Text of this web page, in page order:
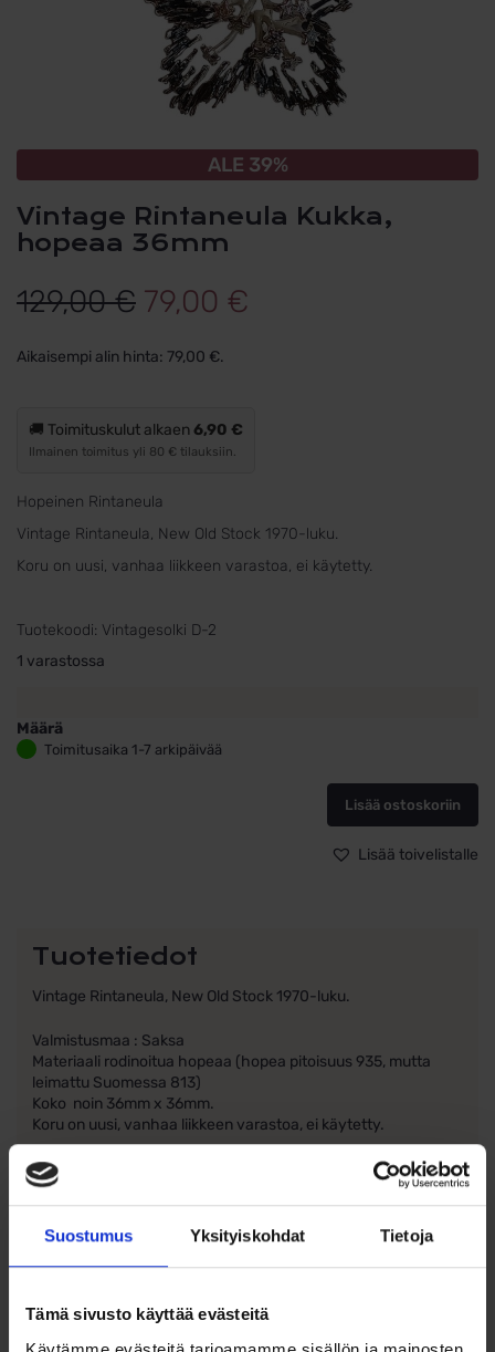
Suostumus Yksityiskohdat Tietoja
Tämä sivusto käyttää evästeitä
ALE 39%
Vintage Rintaneula Kukka,
hopeaa 36mm
129,00€ Alkuperäinen
hinta
129,00 €.
79,00 €
Aikaisempi alin hinta: 79,00 €.
🚚 Toimituskulut alkaen6,90 €
Ilmainen toimitus yli 80 € tilauksiin.
Hopeinen Rintaneula
Vintage Rintaneula, New Old Stock 1970-luku.
Koru on uusi, vanhaa liikkeen varastoa, ei käytetty.
Tuotekoodi: Vintagesolki D-2
1 varastossa
Määrä
VintageToimitusaika 1-7 arkipäivää
Lisää ostoskoriin
Lisää toivelistalle
Tuotetiedot
Vintage Rintaneula, New Old Stock 1970-luku.
Valmistusmaa : Saksa
Materiaali rodinoitua hopeaa (hopea pitoisuus 935, mutta
leimattu Suomessa 813)
Koko noin 36mm x 36mm.
Koru on uusi, vanhaa liikkeen varastoa, ei käytetty.
koon valintaan